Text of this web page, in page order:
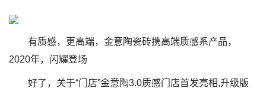
有质感，更高端，金意陶瓷砖携高端质感系产品，
2020年，闪耀登场
好了，关于“门店”金意陶3.0质感门店首发亮相,升级版